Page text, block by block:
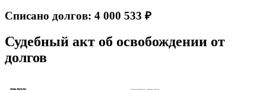
Списано долгов: 4 000 533 ₽
Судебный акт об освобождении от
долгов